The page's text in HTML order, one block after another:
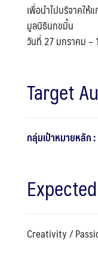
เพื่อนำไปบริจาคให้
มูลนิธินกขมิ้น
วันที่ 27 มกราคม –
Target
กลุ่มเป้าหมายหลัก :
Creativity /